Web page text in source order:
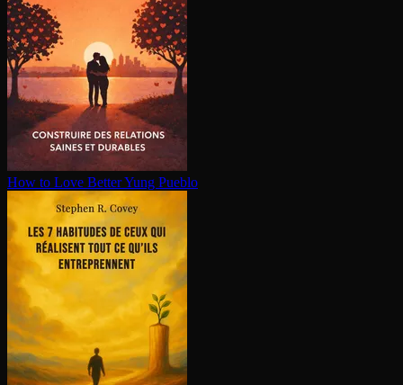
How to Love BetterYung Pueblo